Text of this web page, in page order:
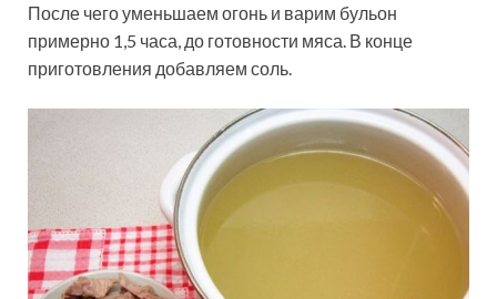
После чего уменьшаем огонь и варим бульон
примерно 1,5 часа, до готовности мяса. В конце
приготовления добавляем соль.